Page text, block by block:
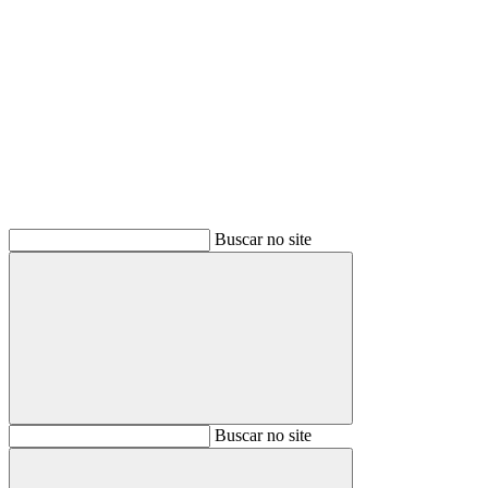
Buscar no site
BuscarBuscar no site